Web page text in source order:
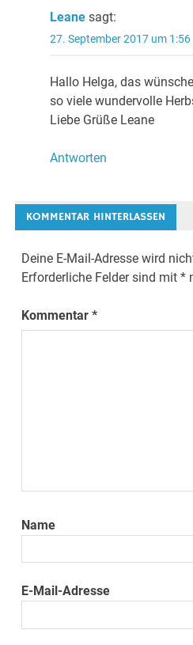
Leane sagt:
27. September 2017 um
Hallo Helga, das
so viele wundervolle
Liebe Grüße Leane
Antworten
KOMMENTAR HINTERLASSEN
Deine E-Mail-Adresse wird
Erforderliche Felder sind mit*
Kommentar*
Name
E-Mail-Adresse